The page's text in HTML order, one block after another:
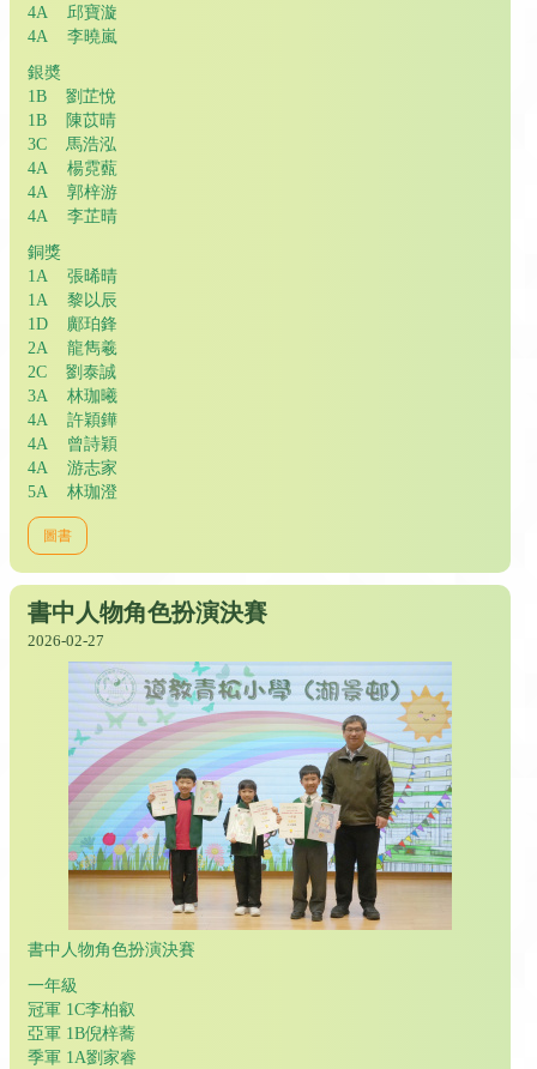
4A 邱寶漩
4A 李曉嵐
銀奬
1B 劉芷悅
1B 陳苡晴
3C 馬浩泓
4A 楊霓薽
4A 郭梓游
4A 李芷晴
銅獎
1A 張晞晴
1A 黎以辰
1D 鄺珀鋒
2A 龍雋羲
2C 劉泰誠
3A 林珈曦
4A 許穎鏵
4A 曾詩穎
4A 游志家
5A 林珈澄
圖書
書中人物角色扮演決賽
2026-02-27
書中人物角色扮演決賽
一年級
冠軍 1C李柏叡
亞軍 1B倪梓蕎
季軍 1A劉家睿